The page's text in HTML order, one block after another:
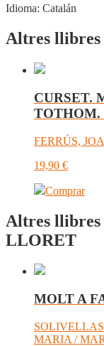
Idioma: Catalán
Altres llibres
CURSET.
TOTHOM.
FERRÚS,
19,90 €
Comprar
Altres
LLORET
MOLT A
MARIA /